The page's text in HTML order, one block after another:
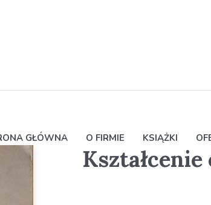
GŁÓWNA O FIRMIE KSIĄŻKI